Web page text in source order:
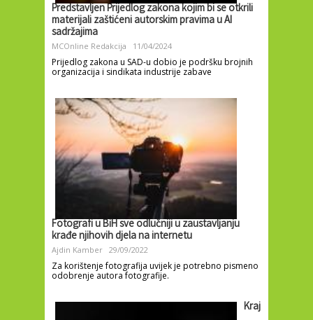
Predstavljen Prijedlog zakona kojim bi se otkrili
materijali zaštićeni autorskim pravima u AI
sadržajima
MCOnline Redakcija 11/04/2024
Prijedlog zakona u SAD-u dobio je podršku brojnih
organizacija i sindikata industrije zabave
Fotografi u BiH sve odlučniji u zaustavljanju
krađe njihovih djela na internetu
Ajdin Kamber 29/09/2022
Za korištenje fotografija uvijek je potrebno pismeno
odobrenje autora fotografije.
Kraj